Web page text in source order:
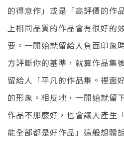
的得意作」或是「高評價的作
上相同品質的作品會有很好的
要。一開始就留給人負面印象
方評斷你的基準，就算作品集
留給人「平凡的作品集。裡面
的形象。相反地，一開始就留
作品不那麼好，也會讓人產生
能全部都是好作品」這般想體